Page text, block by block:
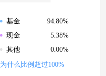
基金
94.80%
现金
5.38%
其他
0.00%
为什么比例超过100%